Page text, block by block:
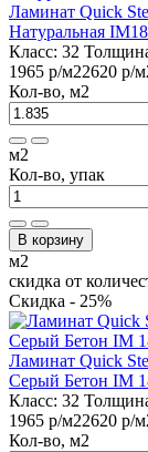
Ламинат Quick
Натуральная
Класс: 32
1965 р/м22620 р/
Кол-во, м2
м2
Кол-во, упак
В корзину
м2
скидка от
Скидка - 25%
Ламинат Quick
Серый Бетон IM
Класс: 32
1965 р/м22620 р/
Кол-во, м2